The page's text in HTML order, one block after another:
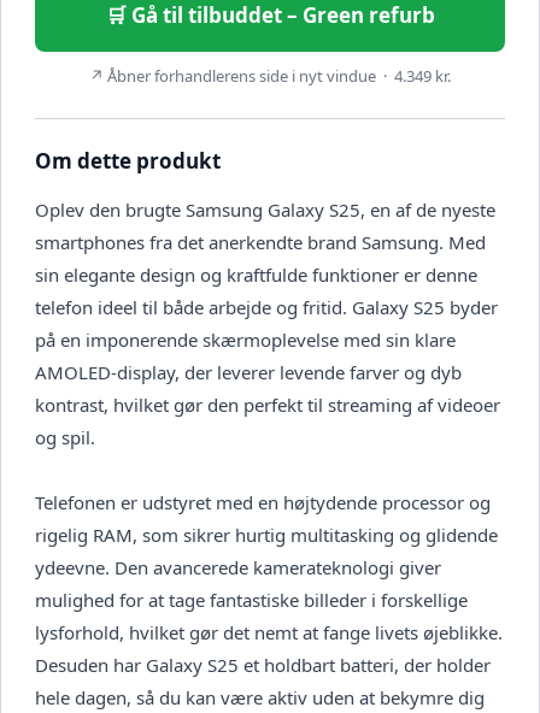
🛒 Gå til tilbuddet – Green refurb
↗ Åbner forhandlerens side i nyt vindue · 4.349 kr.
Om dette produkt
Oplev den brugte Samsung Galaxy S25, en af de nyeste
smartphones fra det anerkendte brand Samsung. Med
sin elegante design og kraftfulde funktioner er denne
telefon ideel til både arbejde og fritid. Galaxy S25 byder
på en imponerende skærmoplevelse med sin klare
AMOLED-display, der leverer levende farver og dyb
kontrast, hvilket gør den perfekt til streaming af videoer
og spil.
Telefonen er udstyret med en højtydende processor og
rigelig RAM, som sikrer hurtig multitasking og glidende
ydeevne. Den avancerede kamerateknologi giver
mulighed for at tage fantastiske billeder i forskellige
lysforhold, hvilket gør det nemt at fange livets øjeblikke.
Desuden har Galaxy S25 et holdbart batteri, der holder
hele dagen, så du kan være aktiv uden at bekymre dig